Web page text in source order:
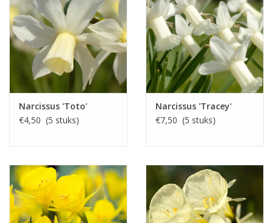
Narcissus 'Toto'
€4,50 (5 stuks)
Narcissus 'Tracey'
€7,50 (5 stuks)